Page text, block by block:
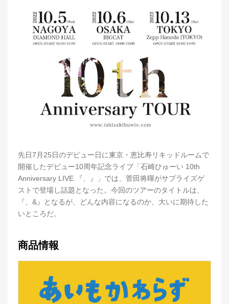
先日7月25日のデビュー日に東京・恵比寿リキッドルームで
開催したデビュー10周年記念ライブ「石崎ひゅーい 10th
Anniversary LIVE 『、』」では、菅田将暉がサプライズゲ
ストで登場し話題となった。今回のツアーのタイトルは、
『、&』となるが、どんな内容になるのか、大いに期待した
いところだ。
商品情報